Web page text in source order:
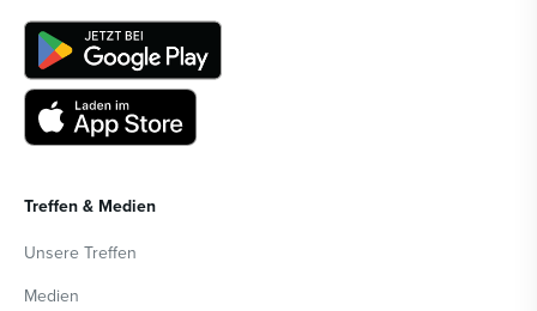
Treffen & Medien
Unsere Treffen
Medien